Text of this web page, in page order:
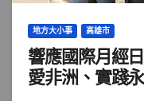
地方大小事 高雄市
響應國際月經
愛非洲、實踐